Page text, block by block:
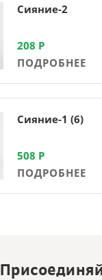
Сияние-2
208 Р
ПОДРОБНЕЕ
Сияние-1 (6)
508 Р
ПОДРОБНЕЕ